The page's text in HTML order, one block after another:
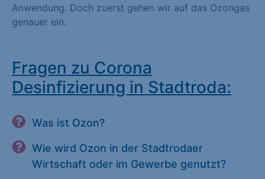
Anwendung. Doch zuerst gehen wir auf das Ozongas
genauer ein.
Fragen zu Corona
Desinfizierung in Stadtroda:
Was ist Ozon?
Wie wird Ozon in der Stadtrodaer
Wirtschaft oder im Gewerbe genutzt?